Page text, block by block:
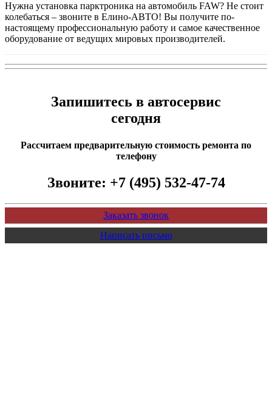
Нужна установка парктроника на автомобиль FAW? Не стоит
колебаться – звоните в Елино-АВТО! Вы получите по-
настоящему профессиональную работу и самое качественное
оборудование от ведущих мировых производителей.
Запишитесь в автосервис
сегодня
Рассчитаем предварительную стоимость ремонта по
телефону
Звоните: +7 (495) 532-47-74
Заказать звонок
Написать письмо